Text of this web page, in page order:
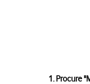
1. Procure "